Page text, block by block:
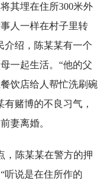
其埋在住所300米外
人一样在村子里转
介绍，陈某某有一个
一起生活。“他的父
饮店给人帮忙洗刷碗
赌博的不良习气，
妻离婚。
，陈某某在警方的押
听说是在住所作的